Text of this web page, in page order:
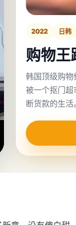
2022 日韩
购物王
韩国顶级购物
被一个抠门超
断货款的生活。